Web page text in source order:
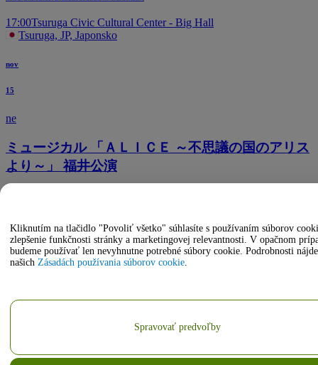
17:00Tsuruga Civic Cultural Center - Big Hall
Tsuruga, JP, Japonsko
nov
15
ne
ミュージカル 「ＡＬＩＣＥ ～不思議の国のアリス
より～」 福井公演
Kliknutím na tlačidlo "Povoliť všetko" súhlasíte s používaním súborov
zlepšenie funkčnosti stránky a marketingovej relevantnosti. V opačnom
budeme používať len nevyhnutne potrebné súbory cookie. Podrobnosti
našich Zásadách používania súborov cookie.
Spravovať predvoľby